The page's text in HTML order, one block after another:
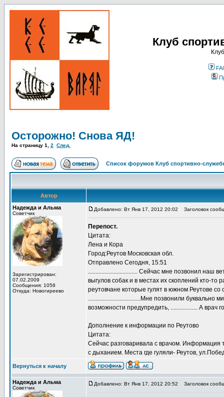
Клуб
Осторожно! Снова ЯД!
На страницу 1 2 След.
Список форумов Клуб спортивно-
Автор
Надежда и Альма
Советчик
Зарегистрирован:
07.02.2009
Сообщения: 1058
Откуда: Новогиреево
Добавлено: Вт Янв 17, 2012 20:02 Заголовок
Перепост.
Цитата:
Лена и Кора
Город:Реутов Московская обл.
Отправлено Сегодня, 15:51
................................. Сейчас мне позвонил наш
выгулов собак и в местах их скоплений кто-
реутовчане которые гулят в южном Реутове
...................................Мне позвонили буквально
возможности предупредить, .................. А врач
Дополнение к информации по Реутово
Цитата:
Сейчас разговаривала с врачом. Информация
с дыханием. Места где гуляли- Реутов,
Вернуться к началу
Надежда и Альма
Советчик
Добавлено: Вт Янв 17, 2012 20:52 Заголовок